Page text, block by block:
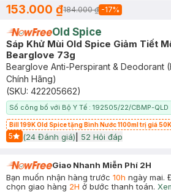
153.000 ₫184.000 ₫ -17%
Old Spice
Sáp Khử Mùi Old Spice Giảm Tiết
Bearglove 73g
Bearglove Anti-Perspirant & Deodorant
Chính Hãng)
(SKU: 422205662)
Số công bố với Bộ Y Tế : 192505/22/CBMP-QLD
Bill 199K Old Spice tặng Bình Nước 1100ml trị giá
5
Start Icon
(24 Đánh giá) 52 Hỏi đáp
Giao Nhanh Miễn Phí 2H
Bạn muốn nhận hàng trước 10h ngày mai.
chọn giao hàng 2H ở bước thanh toán.